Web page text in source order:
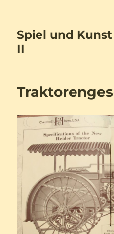
Spiel und
II